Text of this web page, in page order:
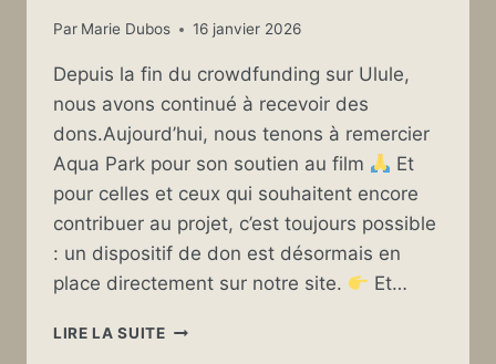
Par Marie Dubos 16 janvier 2026
Depuis la fin du crowdfunding sur Ulule,
nous avons continué à recevoir des
dons.Aujourd’hui, nous tenons à remercier
Aqua Park pour son soutien au film
Et
pour celles et ceux qui souhaitent encore
contribuer au projet, c’est toujours possible
: un dispositif de don est désormais en
place directement sur notre site.
Et…
LIRE LA SUITEUN